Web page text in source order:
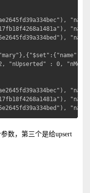
"nUpserted" : 0,
数，第三个是给upsert